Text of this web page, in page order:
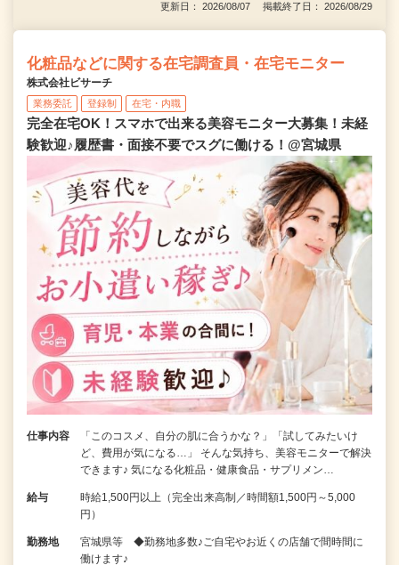
更新日： 2026/08/07 掲載終了日： 2026/08/29
化粧品などに関する在宅調査員・在宅モニター
株式会社ビサーチ
業務委託 登録制 在宅・内職
完全在宅OK！スマホで出来る美容モニター大募集！未経
験歓迎♪履歴書・面接不要でスグに働ける！@宮城県
仕事内容
「このコスメ、自分の肌に合うかな？」「試してみたいけ
ど、費用が気になる…」 そんな気持ち、美容モニターで解決
できます♪ 気になる化粧品・健康食品・サプリメン…
給与
時給1,500円以上（完全出来高制／時間額1,500円～5,000
円）
勤務地
宮城県等 ◆勤務地多数♪ご自宅やお近くの店舗で間時間に
働けます♪